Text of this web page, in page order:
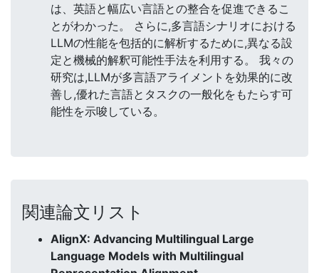
は、英語と幅広い言語との整合を促進できるこ
とがわかった。 さらに,多言語シナリオにおける
LLMの性能を包括的に解析するために,異なる設
定と機械的解釈可能性手法を利用する。 我々の
研究は,LLMが多言語アライメントを効果的に改
善し,優れた言語とタスクの一般化をもたらす可
能性を示唆している。
関連論文リスト
AlignX: Advancing Multilingual Large
Language Models with Multilingual